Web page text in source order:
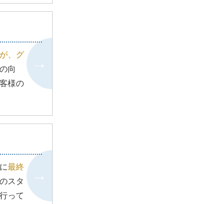
、グ
向
様の
最終
スタ
って